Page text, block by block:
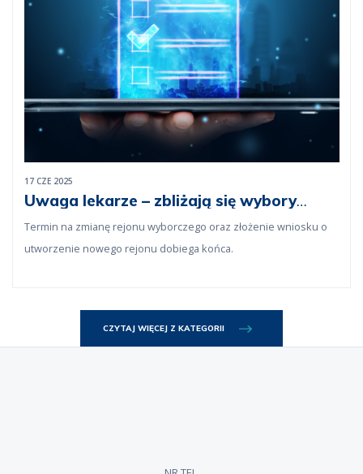
17 CZE 2025
Uwaga lekarze – zbliżają się wybory
Termin na zmianę rejonu wyborczego oraz złożenie wniosku o
utworzenie nowego rejonu dobiega końca.
CZYTAJ WIĘCEJ Z KATEGORII